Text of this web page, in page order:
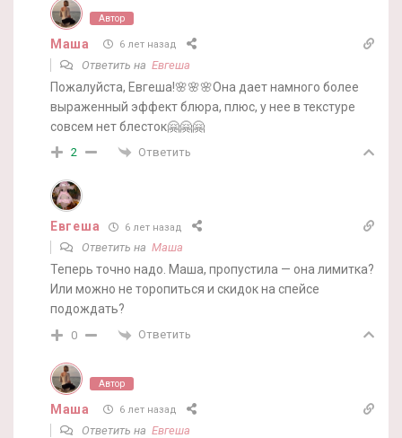
Автор
Маша 6 лет назад
Ответить на Евгеша
Пожалуйста, Евгеша!🌸🌸🌸Она дает намного более
выраженный эффект блюра, плюс, у нее в текстуре
совсем нет блесток🤗🤗🤗
2 Ответить
Евгеша 6 лет назад
Ответить на Маша
Теперь точно надо. Маша, пропустила — она лимитка?
Или можно не торопиться и скидок на спейсе
подождать?
0 Ответить
Автор
Маша 6 лет назад
Ответить на Евгеша